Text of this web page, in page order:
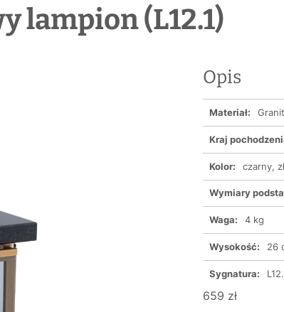
lampion (L12.1)
Opis
Materiał:
Kraj
Kolor: czarny,
Wymiary
Waga: 4 kg
Wysokość: 26
Sygnatura:
659 zł